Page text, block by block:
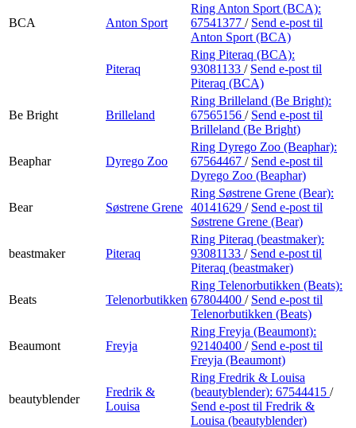
BCA Anton Sport
Ring Anton Sport (BCA):
67541377 / Send e-post til
Anton Sport (BCA)
Piteraq
Ring Piteraq (BCA):
93081133 / Send e-post til
Piteraq (BCA)
Be Bright Brilleland
Ring Brilleland (Be Bright):
67565156 / Send e-post til
Brilleland (Be Bright)
Beaphar Dyrego Zoo
Ring Dyrego Zoo (Beaphar):
67564467 / Send e-post til
Dyrego Zoo (Beaphar)
Bear Søstrene Grene
Ring Søstrene Grene (Bear):
40141629 / Send e-post til
Søstrene Grene (Bear)
beastmaker Piteraq
Ring Piteraq (beastmaker):
93081133 / Send e-post til
Piteraq (beastmaker)
Beats Telenorbutikken
Ring Telenorbutikken (Beats):
67804400 / Send e-post til
Telenorbutikken (Beats)
Beaumont Freyja
Ring Freyja (Beaumont):
92140400 / Send e-post til
Freyja (Beaumont)
beautyblender
Fredrik &
Louisa
Ring Fredrik & Louisa
(beautyblender): 67544415 /
Send e-post til Fredrik &
Louisa (beautyblender)